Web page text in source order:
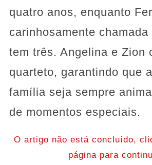
quatro anos, enquanto
carinhosamente chamada
tem três. Angelina e Zion
quarteto, garantindo que
família seja sempre
de momentos especiais.
O artigo não está concluído,
página para